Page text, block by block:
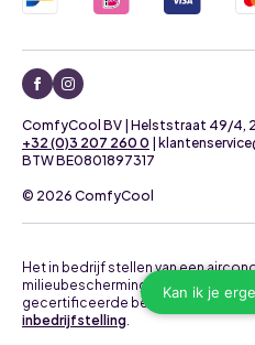
© 2026 ComfyCool
+32 (0)3 207 260 0 |
BTW BE0801897317
ComfyCool BV | Helststraat 49/4,
Het in bedrijf stellen van een
milieubescherming uitsluitend
gecertificeerde bedrijven.Neem
inbedrijfstelling